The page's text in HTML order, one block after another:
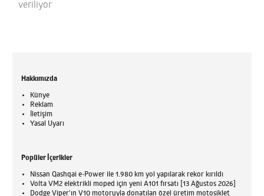
veriliyor
Hakkımızda
Künye
Reklam
İletişim
Yasal Uyarı
Popüler İçerikler
Nissan Qashqai e-Power ile 1.980 km yol yapılarak rekor kırıldı
Volta VM2 elektrikli moped için yeni A101 fırsatı [13 Ağustos 2026]
Dodge Viper'ın V10 motoruyla donatılan özel üretim motosiklet